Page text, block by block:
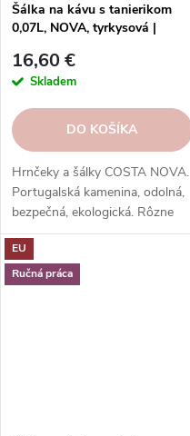
Šálka na kávu s tanierikom
0,07L, NOVA, tyrkysová |
16,60 €
Skladem
DO KOŠÍKA
Hrnčeky a šálky COSTA NOVA.
Portugalská kamenina, odolná,
bezpečná, ekologická. Rôzne
tvary, farby, vzory. Ideálne na
kávu, espresso, cappuccino,
lungo, čaj, kakao a iné.
EU
Ručná práca